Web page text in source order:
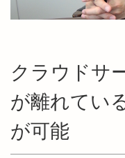
クラウドサ
が離れてい
が可能